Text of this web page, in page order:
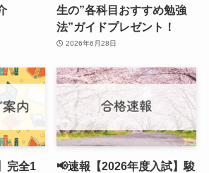
生の”各科目おすすめ勉強
法”ガイドプレゼント！
2026年6月28日
完全1
📢速報【2026年度入試】駿